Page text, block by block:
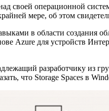
своей операционной
мере, об этом
в области создания
Azure для устройств
разработчику из
что Storage Spaces в